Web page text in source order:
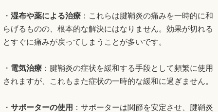
・ 湿布や薬による治療 ：これらは腱鞘炎の痛みを一時的に和
らげるものの、根本的な解決にはなりません。効果が切れる
とすぐに痛みが戻ってしまうことが多いです。
・ 電気治療 ：腱鞘炎の症状を緩和する手段として頻繁に使用
されますが、これもまた症状の一時的な緩和に過ぎません。
・ サポーターの使用 ：サポーターは関節を安定させ、腱鞘炎